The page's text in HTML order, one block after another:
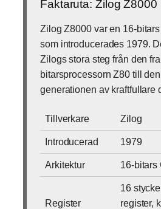
Faktaruta: Zilog Z8000
Zilog Z8000 var en 16-
som introducerades 1979.
Zilogs stora steg från den
bitarsprocessorn Z80 till
generationen av kraftfullare
Tillverkare Zilog
Introducerad 1979
Arkitektur 16-bitars
Register
16
register,